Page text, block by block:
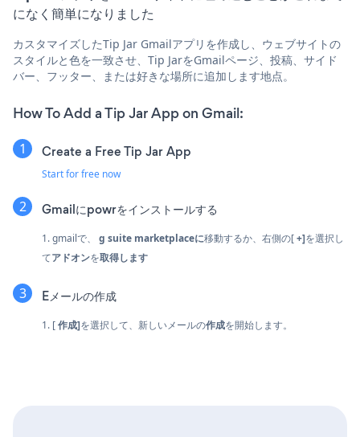
になく簡単になりました
カスタマイズしたTip Jar Gmailアプリを作成し、ウェブサイトの
スタイルと色を一致させ、Tip JarをGmailページ、投稿、サイド
バー、フッター、または好きな場所に追加します地点。
How To Add a Tip Jar App on Gmail:
Create a Free Tip Jar App
Start for free now
Gmailにpowrをインストールする
1. gmailで、 g suite marketplaceに移動するか、右側の[+]を選択し
てアドオンを取得します
Eメールの作成
1. [作成]を選択して、新しいメールの作成を開始します。